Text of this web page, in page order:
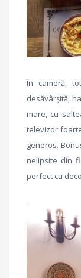
În cameră,
desăvârșită,
mare, cu
televizor
generos.
nelipsite din
perfect cu